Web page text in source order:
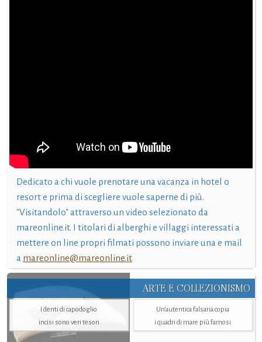
Dedicato a chi vuole prenotare una vacanza in hotel o
resort e prima di scegliere vuole saperne di più.
"Visitandolo" attraverso un video selezionato da
mareonline.it. I titolari di alberghi e villaggi interessati a
mettere on line propri filmati possono inviare una e mail
a mareonline@mareonline.it
ARTE E COLLEZIONISMO
I denti di capodoglio
incisi sono veri tesori
Un’autentica falsaria copia
i quadri di mare più famosi